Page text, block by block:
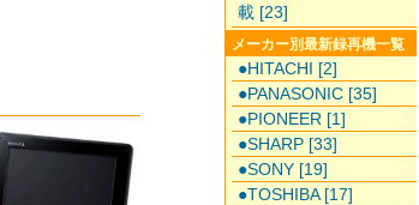
載 [23]
メーカー別最新録再機一覧
●HITACHI [2]
●PANASONIC [35]
●PIONEER [1]
●SHARP [33]
●SONY [19]
●TOSHIBA [17]